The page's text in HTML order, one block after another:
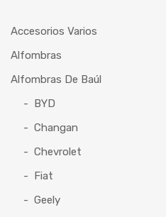
Accesorios Varios
Alfombras
Alfombras De Baúl
BYD
Changan
Chevrolet
Fiat
Geely